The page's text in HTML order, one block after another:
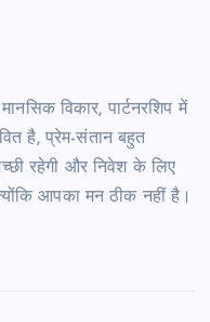
विकार, पार्टनरशिप में
है, प्रेम-संतान बहुत
रहेगी और निवेश के लिए
आपका मन ठीक नहीं है।